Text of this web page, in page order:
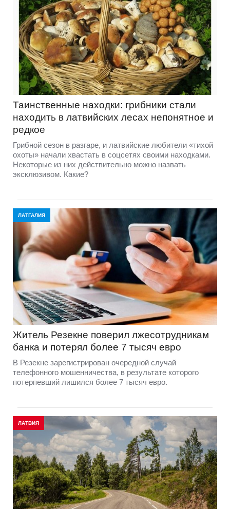
Таинственные находки: грибники стали
находить в латвийских лесах непонятное и
редкое
Грибной сезон в разгаре, и латвийские любители «тихой
охоты» начали хвастать в соцсетях своими находками.
Некоторые из них действительно можно назвать
эксклюзивом. Какие?
ЛАТГАЛИЯ
Житель Резекне поверил лжесотрудникам
банка и потерял более 7 тысяч евро
В Резекне зарегистрирован очередной случай
телефонного мошенничества, в результате которого
потерпевший лишился более 7 тысяч евро.
ЛАТВИЯ